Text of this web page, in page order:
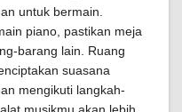
untuk bermain.
piano, pastikan meja
barang lain. Ruang
suasana
mengikuti langkah-